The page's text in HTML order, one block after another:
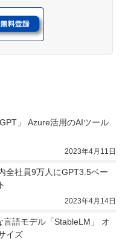
」 Azure活用のAIツール
2023年4月11日
全社員9万人にGPT3.5ベー
2023年4月14日
言語モデル「StableLM」 オ
イズ